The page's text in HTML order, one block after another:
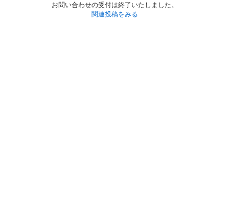
お問い合わせの受付は終了いたしました。
関連投稿をみる